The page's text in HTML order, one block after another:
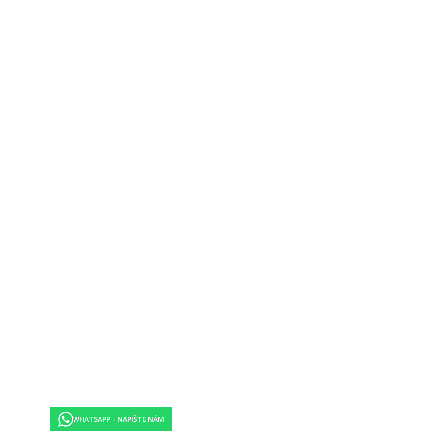
asijská, s mořskými plody, italská), restaurace Le Martello (pouze pro Club Dinarobin), 2 bary, obchod se suvenýry, business centrum,
Klienti mohou využívat služby sesterského hotelu Paradis.
sat., telefon, minibar, trezor, set na přípravu kávy a čaje, žehlička/žehlicí prkno, wifi zdarma, cca 65m2
hotelu Paradis.)
hotelu Paradis.)
baru (10.00–23.30 hod.)
vodní lyžování, šnorchlování, fitness, fotbal, plážový volejbal, možnost využívat sportovních aktivit u sousedního hotelu Paradis (stolní
potápění v bazénu, jóga.
WHATSAPP - NAPIŠTE NÁM